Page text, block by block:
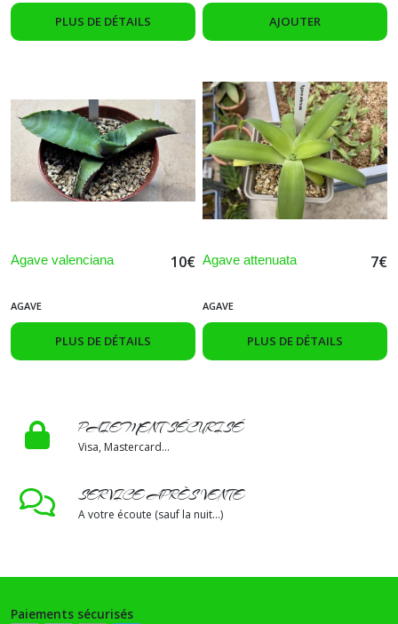
PLUS DE DÉTAILS AJOUTER
Agave valenciana 10€
AGAVE
PLUS DE DÉTAILS
Agave attenuata 7€
AGAVE
PLUS DE DÉTAILS
PAIEMENT SÉCURISÉ
Visa, Mastercard...
SERVICE APRÈS VENTE
A votre écoute (sauf la nuit...)
Paiements sécurisés